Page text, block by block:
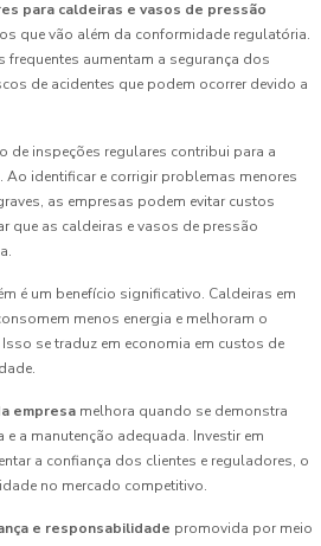
para caldeiras e vasos de pressão
que vão além da conformidade regulatória.
frequentes aumentam a segurança dos
de acidentes que podem ocorrer devido a
de inspeções regulares contribui para a
. Ao identificar e corrigir problemas menores
as empresas podem evitar custos
que as caldeiras e vasos de pressão
é um benefício significativo. Caldeiras em
menos energia e melhoram o
se traduz em economia em custos de
empresa melhora quando se demonstra
a manutenção adequada. Investir em
a confiança dos clientes e reguladores, o
no mercado competitivo.
e responsabilidade promovida por meio